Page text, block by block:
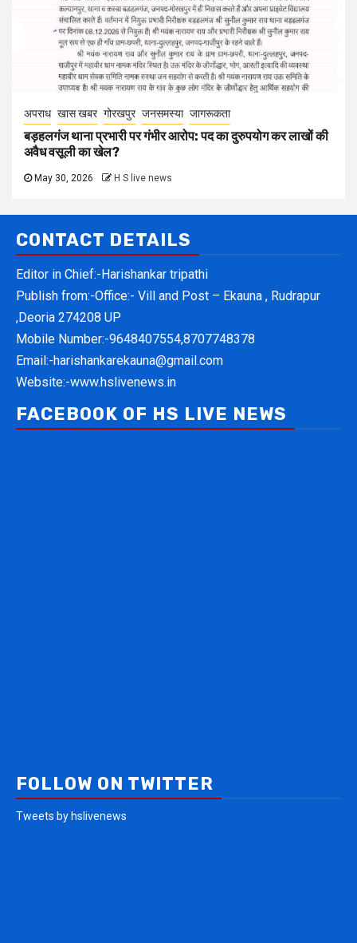
अपराध खास खबर गोरखपुर जनसमस्या जागरूकता
बड़हलगंज थाना प्रभारी पर गंभीर आरोप: पद का दुरुपयोग कर लाखों की
अवैध वसूली का खेल?
May 30, 2026 H S live news
CONTACT DETAILS
Editor in Chief:-Harishankar tripathi
Publish from:-Office:- Vill and Post – Ekauna , Rudrapur
,Deoria 274208 UP
Mobile Number:-9648407554,8707748378
Email:-harishankarekauna@gmail.com
Website:-www.hslivenews.in
FACEBOOK OF HS LIVE NEWS
FOLLOW ON TWITTER
Tweets by hslivenews